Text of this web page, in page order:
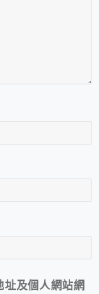
址及個人網站網